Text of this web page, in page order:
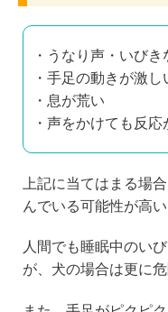
・うなり声・いび
・手足の動きが激し
・息が荒い
・声をかけても反応
上記に当てはまる場
んでいる可能性が高い
人間でも睡眠中のい
が、犬の場合は更に